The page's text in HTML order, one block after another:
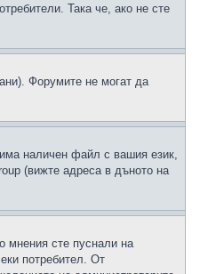
Така че, ако не сте
Форумите не могат да
наличен файл с вашия език,
(вижте адреса в дъното на
мнения сте пуснали на
потребител. От